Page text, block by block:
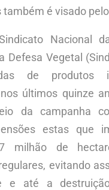
também é visado
Nacional
Defesa Vegetal
de produtos
últimos quinze
da campanha
estas que
milhão de
evitando
e até a